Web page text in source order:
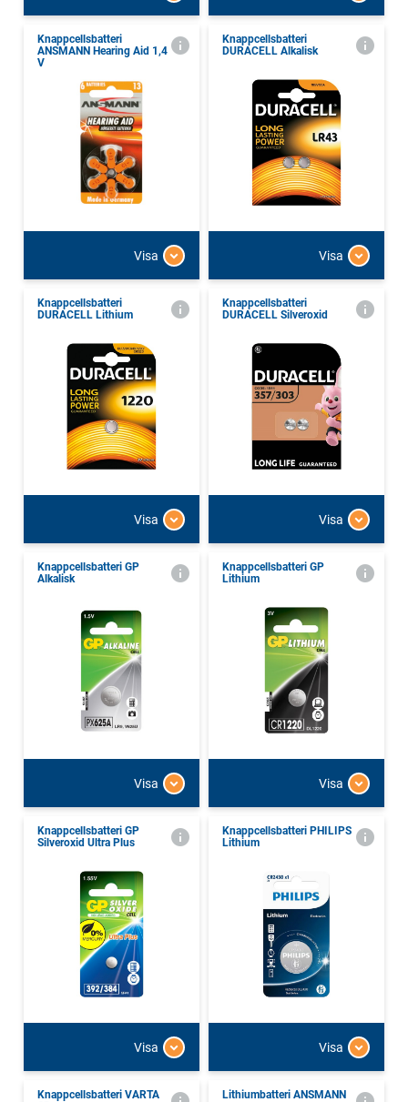
Knappcellsbatteri
ANSMANN Hearing Aid 1,4
V
Visa
Knappcellsbatteri
DURACELL Alkalisk
Visa
Knappcellsbatteri
DURACELL Lithium
Visa
Knappcellsbatteri
DURACELL Silveroxid
Visa
Knappcellsbatteri GP
Alkalisk
Visa
Knappcellsbatteri GP
Lithium
Visa
Knappcellsbatteri GP
Silveroxid Ultra Plus
Visa
Knappcellsbatteri PHILIPS
Lithium
Visa
Knappcellsbatteri VARTA
Lithiumbatteri ANSMANN